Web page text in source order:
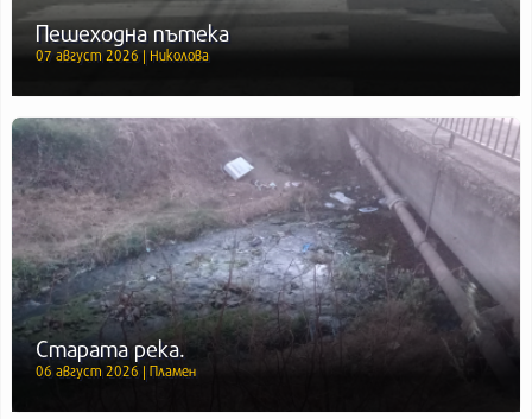
Пешеходна пътека
07 август 2026 | Николова
Старата река.
06 август 2026 | Пламен